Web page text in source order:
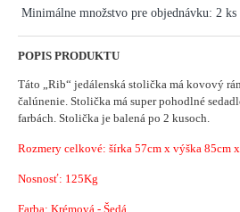
Minimálne množstvo pre objednávku: 2 ks
POPIS PRODUKTU
Táto „Rib“ jedálenská stolička má kovový
čalúnenie. Stolička má super pohodlné
farbách. Stolička je balená po 2 kusoch.
Rozmery celkové: šírka 57cm x výška 85cm
Nosnosť: 125Kg
Farba: Krémová - Šedá